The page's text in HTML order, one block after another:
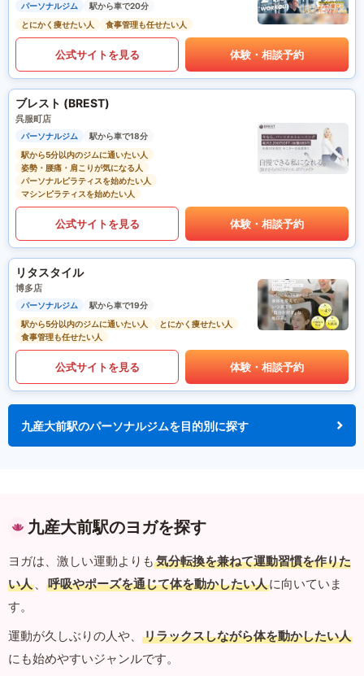
パーソナルジム
駅から車で20分
とにかく痩せたい人
食事管理も任せたい人
公式サイトを見る 体験・相談予約
ブレスト (BREST)
呉服町店
パーソナルジム
駅から車で18分
駅から5分以内のジムに通いたい人
姿勢・腰痛・肩こりが気になる人
パーソナルピラティスを始めたい人
マシンピラティスを始めたい人
公式サイトを見る 体験・相談予約
リタスタイル
博多店
パーソナルジム
駅から車で19分
駅から5分以内のジムに通いたい人
とにかく痩せたい人
食事管理も任せたい人
公式サイトを見る 体験・相談予約
九産大前駅のパーソナルジムを目的別に探す
九産大前駅のヨガを探す
ヨガは、激しい運動よりも 気分転換を兼ねて運動習慣を作りた
い人 、 呼吸やポーズを通じて体を動かしたい人に向いていま
す。
運動が久しぶりの人や、
リラックスしながら体を動かしたい人
にも始めやすいジャンルです。